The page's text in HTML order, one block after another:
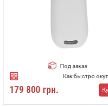
Под заказ
Как быстро
179 800 грн.